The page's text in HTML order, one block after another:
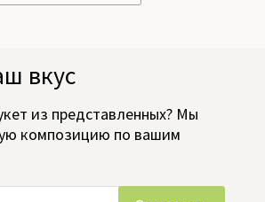
вкус
из представленных? Мы
композицию по вашим